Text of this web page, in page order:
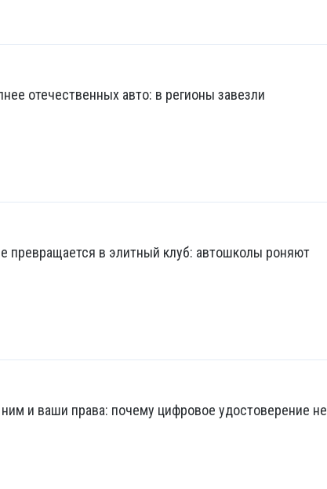
отечественных авто: в регионы завезли
превращается в элитный клуб: автошколы роняют
и ваши права: почему цифровое удостоверение не